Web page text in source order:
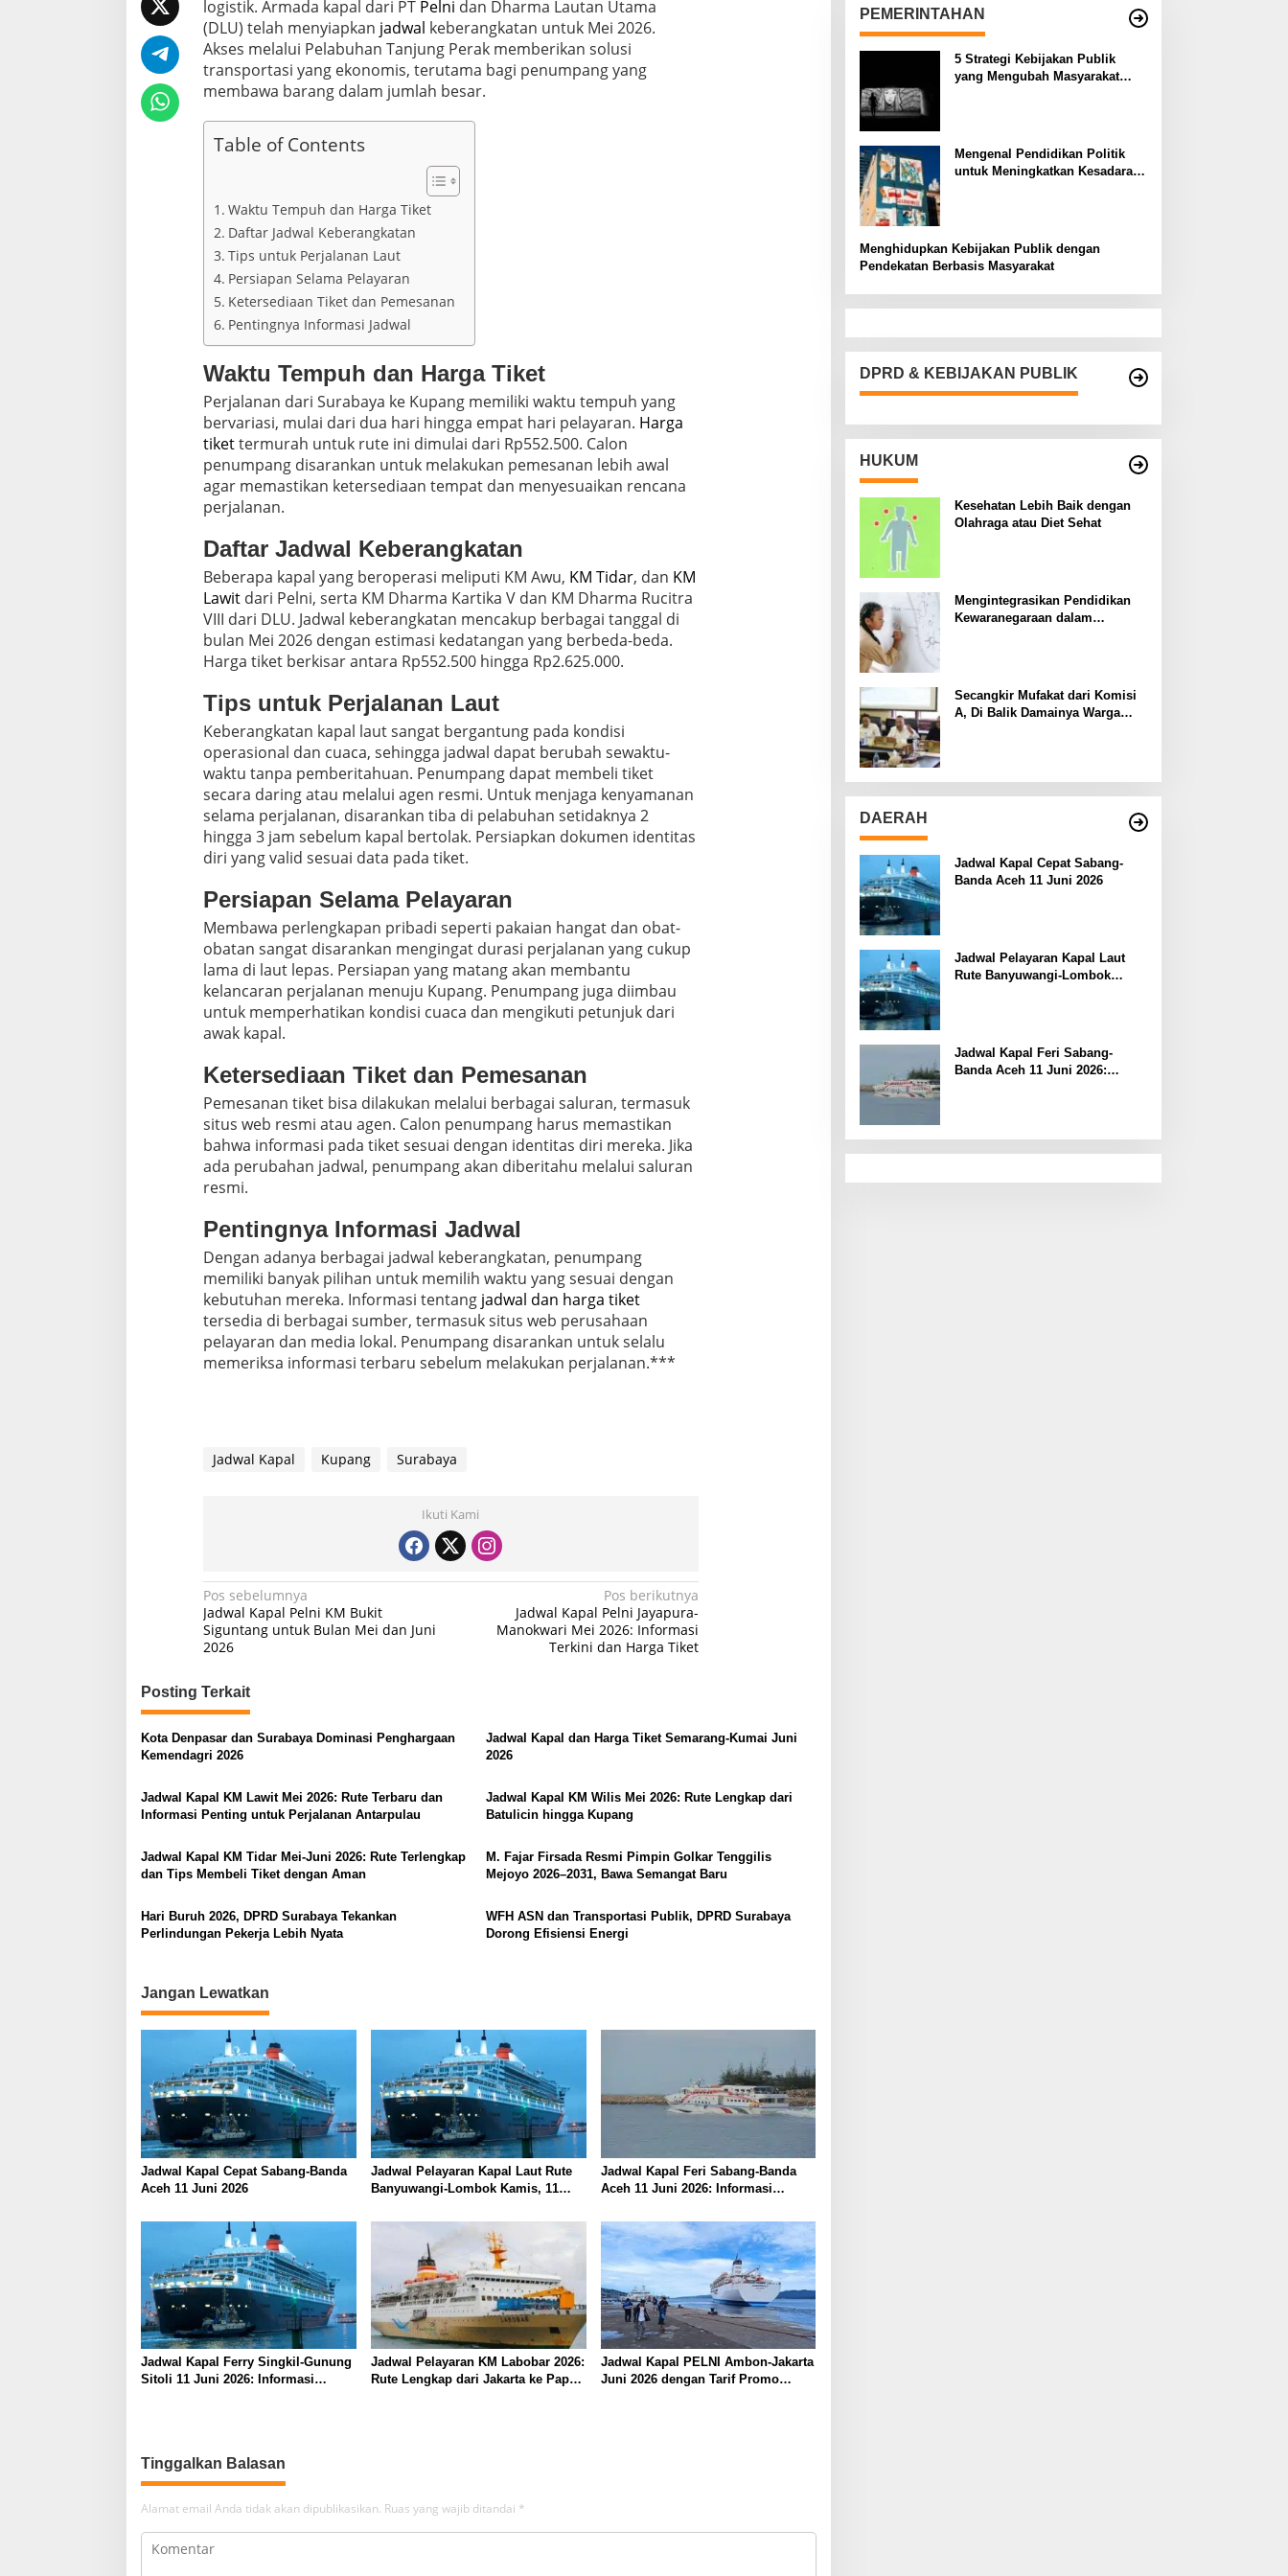
a
l
K
a
p
l
S
u
b
a
y
a
K
p
a
n
M
e
2
0
2
6
logistik. Armada kapal dari PT Pelni dan Dharma Lautan Utama
(DLU) telah menyiapkan jadwal keberangkatan untuk Mei 2026.
Akses melalui Pelabuhan Tanjung Perak memberikan solusi
transportasi yang ekonomis, terutama bagi penumpang yang
membawa barang dalam jumlah besar.
Table of Contents
Waktu Tempuh dan Harga Tiket
Daftar Jadwal Keberangkatan
Tips untuk Perjalanan Laut
Persiapan Selama Pelayaran
Ketersediaan Tiket dan Pemesanan
Pentingnya Informasi Jadwal
Waktu Tempuh dan Harga Tiket
Perjalanan dari Surabaya ke Kupang memiliki waktu tempuh yang
bervariasi, mulai dari dua hari hingga empat hari pelayaran. Harga
tikettermurah untuk rute ini dimulai dari Rp552.500. Calon
penumpang disarankan untuk melakukan pemesanan lebih awal
agar memastikan ketersediaan tempat dan menyesuaikan rencana
perjalanan.
Daftar Jadwal Keberangkatan
Beberapa kapal yang beroperasi meliputi KM Awu, KM Tidar, dan KM
Lawitdari Pelni, serta KM Dharma Kartika V dan KM Dharma Rucitra
VIII dari DLU. Jadwal keberangkatan mencakup berbagai tanggal di
bulan Mei 2026 dengan estimasi kedatangan yang berbeda-beda.
Harga tiket berkisar antara Rp552.500 hingga Rp2.625.000.
Tips untuk Perjalanan Laut
Keberangkatan kapal laut sangat bergantung pada kondisi
operasional dan cuaca, sehingga jadwal dapat berubah sewaktu-
waktu tanpa pemberitahuan. Penumpang dapat membeli tiket
secara daring atau melalui agen resmi. Untuk menjaga kenyamanan
selama perjalanan, disarankan tiba di pelabuhan setidaknya 2
hingga 3 jam sebelum kapal bertolak. Persiapkan dokumen identitas
diri yang valid sesuai data pada tiket.
Persiapan Selama Pelayaran
Membawa perlengkapan pribadi seperti pakaian hangat dan obat-
obatan sangat disarankan mengingat durasi perjalanan yang cukup
lama di laut lepas. Persiapan yang matang akan membantu
kelancaran perjalanan menuju Kupang. Penumpang juga diimbau
untuk memperhatikan kondisi cuaca dan mengikuti petunjuk dari
awak kapal.
Ketersediaan Tiket dan Pemesanan
Pemesanan tiket bisa dilakukan melalui berbagai saluran, termasuk
situs web resmi atau agen. Calon penumpang harus memastikan
bahwa informasi pada tiket sesuai dengan identitas diri mereka. Jika
ada perubahan jadwal, penumpang akan diberitahu melalui saluran
resmi.
Pentingnya Informasi Jadwal
Dengan adanya berbagai jadwal keberangkatan, penumpang
memiliki banyak pilihan untuk memilih waktu yang sesuai dengan
kebutuhan mereka. Informasi tentang jadwal dan harga tiket
tersedia di berbagai sumber, termasuk situs web perusahaan
pelayaran dan media lokal. Penumpang disarankan untuk selalu
memeriksa informasi terbaru sebelum melakukan perjalanan.***
Jadwal Kapal Kupang Surabaya
Ikuti Kami
N
a
v
i
g
a
s
i
p
s
Pos sebelumnya
Jadwal Kapal Pelni KM Bukit
Siguntang untuk Bulan Mei dan Juni
2026
Pos berikutnya
Jadwal Kapal Pelni Jayapura-
Manokwari Mei 2026: Informasi
Terkini dan Harga Tiket
Posting Terkait
Kota Denpasar dan Surabaya Dominasi Penghargaan
Kemendagri 2026
Jadwal Kapal dan Harga Tiket Semarang-Kumai Juni
2026
Jadwal Kapal KM Lawit Mei 2026: Rute Terbaru dan
Informasi Penting untuk Perjalanan Antarpulau
Jadwal Kapal KM Wilis Mei 2026: Rute Lengkap dari
Batulicin hingga Kupang
Jadwal Kapal KM Tidar Mei-Juni 2026: Rute Terlengkap
dan Tips Membeli Tiket dengan Aman
M. Fajar Firsada Resmi Pimpin Golkar Tenggilis
Mejoyo 2026–2031, Bawa Semangat Baru
Hari Buruh 2026, DPRD Surabaya Tekankan
Perlindungan Pekerja Lebih Nyata
WFH ASN dan Transportasi Publik, DPRD Surabaya
Dorong Efisiensi Energi
Jangan Lewatkan
Jadwal Kapal Cepat Sabang-Banda
Aceh 11 Juni 2026
Jadwal Pelayaran Kapal Laut Rute
Banyuwangi-Lombok Kamis, 11
Jadwal Kapal Feri Sabang-Banda
Aceh 11 Juni 2026: Informasi
Pengemudi
Jadwal Kapal Ferry Singkil-Gunung
Sitoli 11 Juni 2026: Informasi
Jadwal Pelayaran KM Labobar 2026:
Rute Lengkap dari Jakarta ke Papua
Jadwal Kapal PELNI Ambon-Jakarta
Juni 2026 dengan Tarif Promo
Tinggalkan Balasan
Alamat email Anda tidak akan dipublikasikan. Ruas yang wajib ditandai *
PEMERINTAHAN
5 Strategi Kebijakan Publik
yang Mengubah Masyarakat
Mengenal Pendidikan Politik
untuk Meningkatkan Kesadaran
Menghidupkan Kebijakan Publik dengan
Pendekatan Berbasis Masyarakat
DPRD & KEBIJAKAN PUBLIK
HUKUM
Kesehatan Lebih Baik dengan
Olahraga atau Diet Sehat
Mengintegrasikan Pendidikan
Kewaranegaraan dalam
Secangkir Mufakat dari Komisi
A, Di Balik Damainya Warga
DAERAH
Jadwal Kapal Cepat Sabang-
Banda Aceh 11 Juni 2026
Jadwal Pelayaran Kapal Laut
Rute Banyuwangi-Lombok
Jadwal Kapal Feri Sabang-
Banda Aceh 11 Juni 2026: